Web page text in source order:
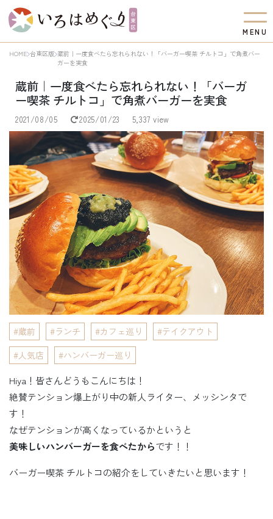
M EN U
HOME 台東区版 蔵前｜一度食べたら忘れられない！「バーガー喫茶 チルトコ」で角煮バー
ガーを実食
蔵前｜一度食べたら忘れられない！「バーガ
ー喫茶 チルトコ」で角煮バーガーを実食
2021/08/05 2025/01/23 5,337 view
蔵前 ランチ カフェ巡り
テイクアウト
人気店
ハンバーガー巡り
Hiya！皆さんどうもこんにちは！
絶賛テンション爆上がり中の新人ライター、メッシンタで
す！
なぜテンションが高くなっているかというと
美味しいハンバーガーを食べたからです！！
バーガー喫茶 チルトコの紹介をしていきたいと思います！